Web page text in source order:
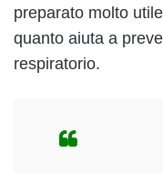
preparato molto
quanto aiuta a
respiratorio.